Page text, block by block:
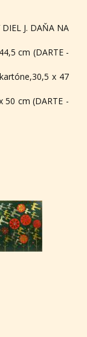
DIEL J. DAŇA NA
cm (DARTE -
x 47
50 cm (DARTE -